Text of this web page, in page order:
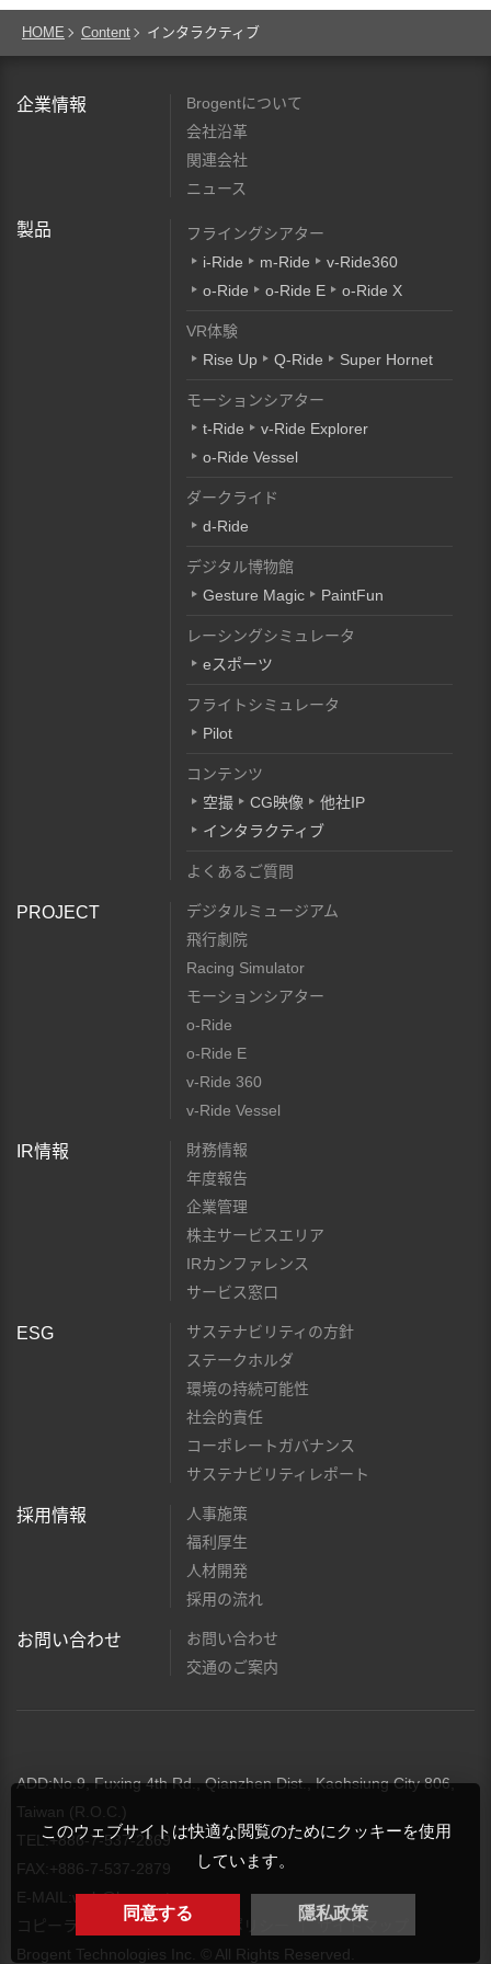
このウェブサイトは快適な閲覧のためにクッキーを使用
しています。
隱私政策
同意する
HOME Content インタラクティブ
企業情報
Brogentについて
会社沿革
関連会社
ニュース
製品
フライングシアター
i-Ride
m-Ride
v-Ride360
o-Ride
o-Ride E o-Ride X
VR体験
Rise Up
Q-Ride Super Hornet
モーションシアター
t-Ride
v-Ride Explorer
o-Ride Vessel
ダークライド
d-Ride
デジタル博物館
Gesture Magic
PaintFun
レーシングシミュレータ
eスポーツ
フライトシミュレータ
Pilot
コンテンツ
空撮
CG映像
他社IP
インタラクティブ
よくあるご質問
PROJECT
デジタルミュージアム
飛行劇院
Racing Simulator
モーションシアター
o-Ride
o-Ride E
v-Ride 360
v-Ride Vessel
IR情報
財務情報
年度報告
企業管理
株主サービスエリア
IRカンファレンス
サービス窓口
ESG
サステナビリティの方針
ステークホルダ
環境の持続可能性
社会的責任
コーポレートガバナンス
サステナビリティレポート
採用情報
人事施策
福利厚生
人材開発
採用の流れ
お問い合わせ
お問い合わせ
交通のご案内
ADD:No.9, Fuxing 4th Rd., Qianzhen Dist., Kaohsiung City 806,
Taiwan (R.O.C.)
TEL:+886-7-537-2869
FAX:+886-7-537-2879
E-MAIL: web@brogent.com
コピーライト
プライバシーポリシー
サイトマップ
Brogent Technologies Inc. © All Rights Reserved.